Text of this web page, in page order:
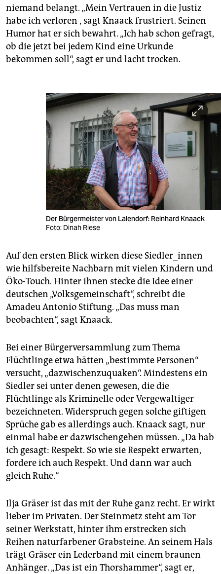
niemand belangt. „Mein Vertrauen in die Justiz
habe ich verloren , sagt Knaack frustriert. Seinen
Humor hat er sich bewahrt. „Ich hab schon gefragt,
ob die jetzt bei jedem Kind eine Urkunde
bekommen soll“, sagt er und lacht trocken.
Der Bürgermeister von Lalendorf: Reinhard Knaack
Foto: Dinah Riese
Auf den ersten Blick wirken diese Siedler_innen
wie hilfsbereite Nachbarn mit vielen Kindern und
Öko-Touch. Hinter ihnen stecke die Idee einer
deutschen „Volksgemeinschaft“, schreibt die
Amadeu Antonio Stiftung. „Das muss man
beobachten“, sagt Knaack.
Bei einer Bürgerversammlung zum Thema
Flüchtlinge etwa hätten „bestimmte Personen“
versucht, „dazwischenzuquaken“. Mindestens ein
Siedler sei unter denen gewesen, die die
Flüchtlinge als Kriminelle oder Vergewaltiger
bezeichneten. Widerspruch gegen solche giftigen
Sprüche gab es allerdings auch. Knaack sagt, nur
einmal habe er dazwischengehen müssen. „Da hab
ich gesagt: Respekt. So wie sie Respekt erwarten,
fordere ich auch Respekt. Und dann war auch
gleich Ruhe.“
Ilja Gräser ist das mit der Ruhe ganz recht. Er wirkt
lieber im Privaten. Der Steinmetz steht am Tor
seiner Werkstatt, hinter ihm erstrecken sich
Reihen naturfarbener Grabsteine. An seinem Hals
trägt Gräser ein Lederband mit einem braunen
Anhänger. „Das ist ein Thorshammer“, sagt er,